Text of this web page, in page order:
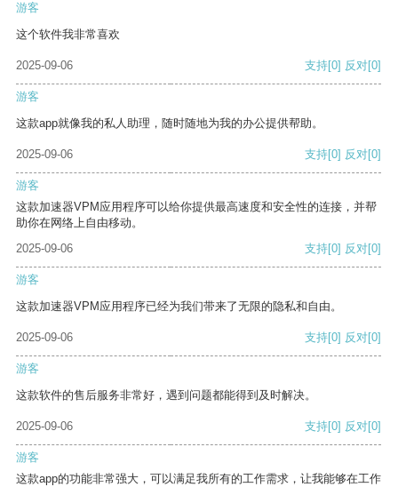
游客
这个软件我非常喜欢
2025-09-06 支持[0] 反对[0]
游客
这款app就像我的私人助理，随时随地为我的办公提供帮助。
2025-09-06 支持[0] 反对[0]
游客
这款加速器VPM应用程序可以给你提供最高速度和安全性的连接，并帮
助你在网络上自由移动。
2025-09-06
支持[0] 反对[0]
游客
这款加速器VPM应用程序已经为我们带来了无限的隐私和自由。
2025-09-06 支持[0] 反对[0]
游客
这款软件的售后服务非常好，遇到问题都能得到及时解决。
2025-09-06 支持[0] 反对[0]
游客
这款app的功能非常强大，可以满足我所有的工作需求，让我能够在工作